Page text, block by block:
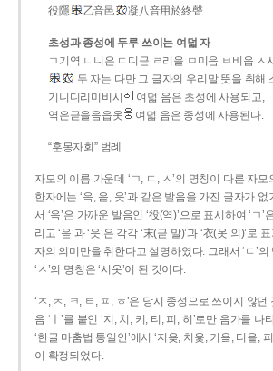
役隱
乙音邑 凝八音用於終聲
초성과 종성에 두루 쓰이는 여덟 자
ㄱ기역 ㄴ니은 ㄷ디귿 ㄹ리을 ㅁ미음 ㅂ비읍 ㅅ
두 자는 다만 그 글자의 우리말 뜻을 취해
기니디리미비시
여덟 음은 초성에 사용되고,
역은귿을음읍옷
여덟 음은 종성에 사용된다.
“훈몽자회” 범례
자모의 이름 가운데 ‘ㄱ, ㄷ, ㅅ’의 명칭이 다른 자
한자에는 ‘윽, 읃, 읏’과 같은 발음을 가진 글자가
서 ‘윽’은 가까운 발음인 ‘役(역)’으로 표시하여 ‘ㄱ’
리고 ‘읃’과 ‘읏’은 각각 ‘末(귿 말)’과 ‘衣(옷 의)’로
자의 의미만을 취한다고 설명하였다. 그래서 ‘ㄷ’의
‘ㅅ’의 명칭은 ‘시옷’이 된 것이다.
‘ㅈ, ㅊ, ㅋ, ㅌ, ㅍ, ㅎ’은 당시 종성으로 쓰이지 않
음 ‘ㅣ’를 붙인 ‘지, 치, 키, 티, 피, 히’로만 음가를
‘한글 마춤법 통일안’에서 ‘지읒, 치읓, 키읔, 티읕,
이 확정되었다.